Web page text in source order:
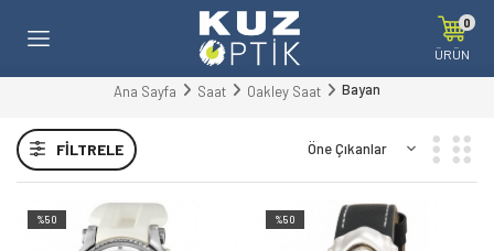
0
ÜRÜN
Ana Sayfa Saat Oakley Saat Bayan
FILTRELE
%50 %50